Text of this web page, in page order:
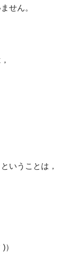
せん。
いうことは，
）